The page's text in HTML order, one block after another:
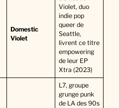
Domestic
Violet
Violet, duo
indie pop
queer de
Seattle,
livrent ce titre
empowering
de leur EP
Xtra (2023)
L7, groupe
grunge punk
de LA des 90s